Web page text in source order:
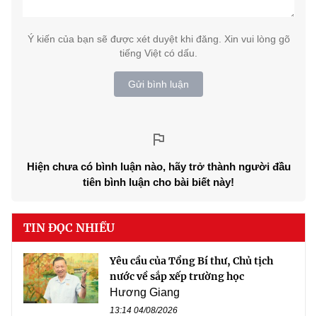
Ý kiến của bạn sẽ được xét duyệt khi đăng. Xin vui lòng gõ
tiếng Việt có dấu.
Gửi bình luận
Hiện chưa có bình luận nào, hãy trở thành người đầu
tiên bình luận cho bài biết này!
TIN ĐỌC NHIỀU
Yêu cầu của Tổng Bí thư, Chủ tịch
nước về sắp xếp trường học
Hương Giang
13:14 04/08/2026